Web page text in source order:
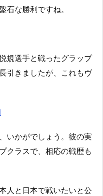
石な勝利ですね。
規選手と戦ったグラップ
引きましたが、これもヴ
いかがでしょう。彼の実
クラスで、相応の戦歴も
人と日本で戦いたいと公